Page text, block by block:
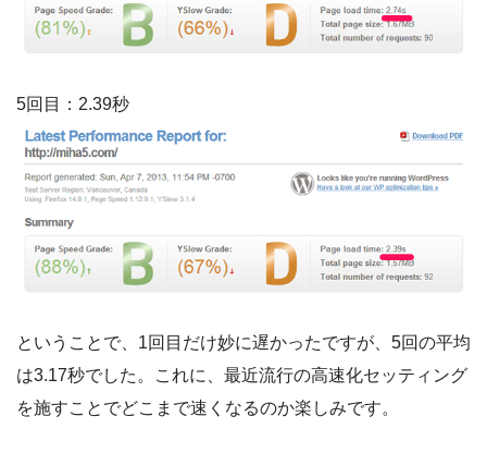
5回目：2.39秒
ということで、1回目だけ妙に遅かったですが、5回の平均
は3.17秒でした。これに、最近流行の高速化セッティング
を施すことでどこまで速くなるのか楽しみです。